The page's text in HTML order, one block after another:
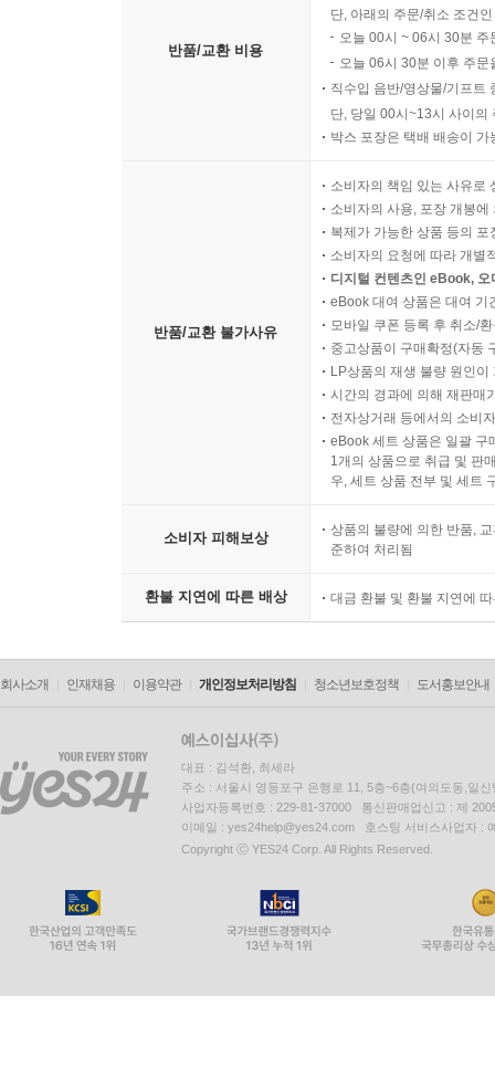
반품/교환 비용
단, 아래의 주문/취소 조건
오늘 00시 ~ 06시 30분
오늘 06시 30분 이후 주
직수입 음반/영상물/기프트
단, 당일 00시~13시 사이의
박스 포장은 택배 배송이
반품/교환 불가사유
소비자의 책임 있는 사유로
소비자의 사용, 포장 개봉
복제가 가능한 상품 등의
소비자의 요청에 따라 개별
디지털 컨텐츠인 eBook,
eBook 대여 상품은 대여 기
모바일 쿠폰 등록 후 취소/
중고상품이 구매확정(자동
LP상품의 재생 불량 원인
시간의 경과에 의해 재판매
전자상거래 등에서의 소비
eBook 세트 상품은 일괄 구
1개의 상품으로 취급 및 판
우, 세트 상품 전부 및 세트
소비자 피해보상
상품의 불량에 의한 반품,
준하여 처리됨
환불 지연에 따른 배상 대금 환불 및 환불 지연에
회사소개 인재채용 이용약관 개인정보처리방침 청소년보호정책 도서홍보안내
대표 : 김석환, 최세라
주소 : 서울시 영등포구 은행로 11, 5층~6층(여의도동,일신
사업자등록번호 : 229-81-37000 통신판매업신고 : 제
이메일 : yes24help@yes24.com 호스팅 서비스사업자 :
Copyright ⓒ YES24 Corp. All Rights Reserved.